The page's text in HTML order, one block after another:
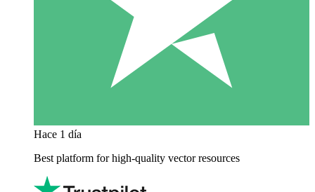
Hace 1 día
Best platform for high-quality vector resources